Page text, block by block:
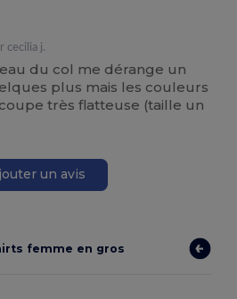
cecilia j.
du col me dérange un
plus mais les couleurs
très flatteuse (taille un
un avis
femme en gros